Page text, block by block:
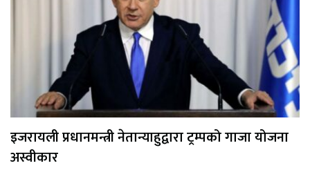
इजरायली प्रधानमन्त्री नेतान्याहुद्वारा ट्रम्पको गाजा योजना
अस्वीकार